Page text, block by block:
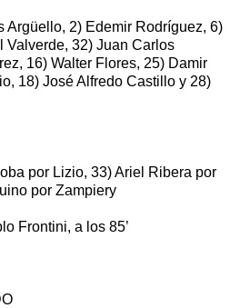
Argüello, 2) Edemir Rodríguez, 6)
Valverde, 32) Juan Carlos
16) Walter Flores, 25) Damir
18) José Alfredo Castillo y 28)
por Lizio, 33) Ariel Ribera por
por Zampiery
Frontini, a los 85’